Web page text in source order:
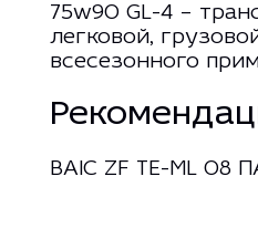
75w90 GL-4 –
легковой,
всесезонного
BAIC ZF TE-ML 08